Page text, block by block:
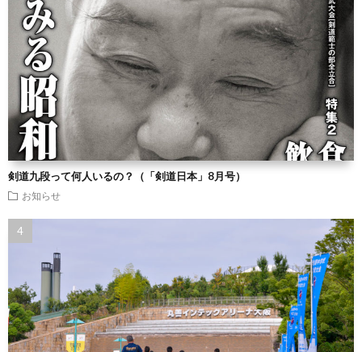
剣道九段って何人いるの？（「剣道日本」8月号）
お知らせ